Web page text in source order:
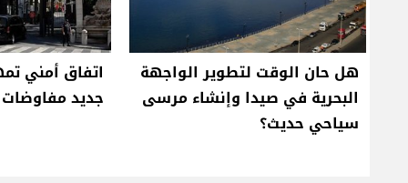
هل حان الوقت لتطوير الواجهة
البحرية في صيدا وإنشاء مرسى
سياحي حديث؟
اتفاق أمني
جديد مفاوضات